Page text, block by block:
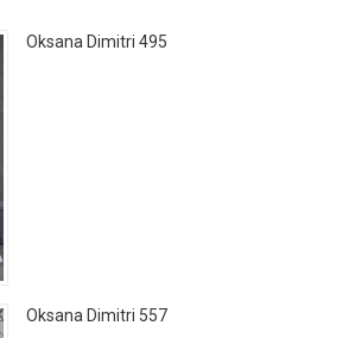
Oksana Dimitri 495
Oksana Dimitri 557